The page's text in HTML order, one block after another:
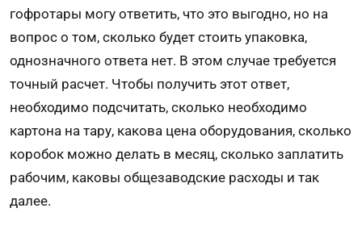
гофротары могу ответить, что это выгодно, но на
вопрос о том, сколько будет стоить упаковка,
однозначного ответа нет. В этом случае требуется
точный расчет. Чтобы получить этот ответ,
необходимо подсчитать, сколько необходимо
картона на тару, какова цена оборудования, сколько
коробок можно делать в месяц, сколько заплатить
рабочим, каковы общезаводские расходы и так
далее.